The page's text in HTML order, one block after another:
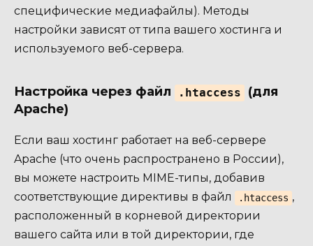
специфические медиафайлы). Методы
настройки зависят от типа вашего хостинга и
используемого веб-сервера.
Настройка через файл .htaccess
(для
Apache)
Если ваш хостинг работает на веб-сервере
Apache (что очень распространено в России),
вы можете настроить MIME-типы, добавив
соответствующие директивы в файл
.htaccess ,
расположенный в корневой директории
вашего сайта или в той директории, где